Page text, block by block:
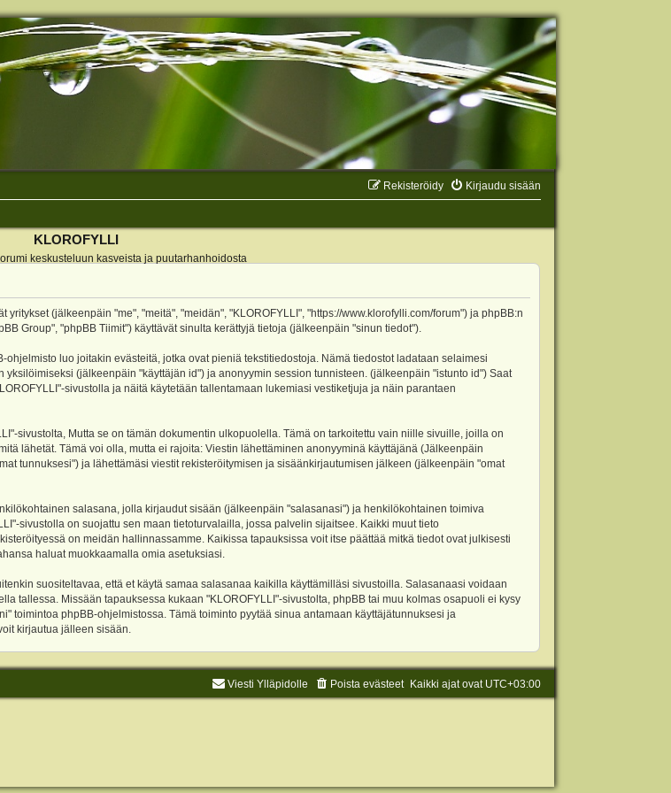
Kirjaudu sisään
Rekisteröidy
KLOROFYLLI
keskusteluun kasveista ja puutarhanhoidosta
(jälkeenpäin "me", "meitä", "meidän", "KLOROFYLLI", "https://www.klorofylli.com/forum") ja phpBB:n
Group", "phpBB Tiimit") käyttävät sinulta kerättyjä tietoja (jälkeenpäin "sinun tiedot").
luo joitakin evästeitä, jotka ovat pieniä tekstitiedostoja. Nämä tiedostot ladataan selaimesi
(jälkeenpäin "käyttäjän id") ja anonyymin session tunnisteen. (jälkeenpäin "istunto id") Saat
sivustolla ja näitä käytetään tallentamaan lukemiasi vestiketjuja ja näin parantaen
sivustolta, Mutta se on tämän dokumentin ulkopuolella. Tämä on tarkoitettu vain niille sivuille, joilla on
lähetät. Tämä voi olla, mutta ei rajoita: Viestin lähettäminen anonyyminä käyttäjänä (Jälkeenpäin
tunnuksesi") ja lähettämäsi viestit rekisteröitymisen ja sisäänkirjautumisen jälkeen (jälkeenpäin "omat
salasana, jolla kirjaudut sisään (jälkeenpäin "salasanasi") ja henkilökohtainen toimiva
sivustolla on suojattu sen maan tietoturvalailla, jossa palvelin sijaitsee. Kaikki muut tieto
on meidän hallinnassamme. Kaikissa tapauksissa voit itse päättää mitkä tiedot ovat julkisesti
haluat muokkaamalla omia asetuksiasi.
suositeltavaa, että et käytä samaa salasanaa kaikilla käyttämilläsi sivustoilla. Salasanaasi voidaan
tallessa. Missään tapauksessa kukaan "KLOROFYLLI"-sivustolta, phpBB tai muu kolmas osapuoli ei kysy
toimintoa phpBB-ohjelmistossa. Tämä toiminto pyytää sinua antamaan käyttäjätunnuksesi ja
kirjautua jälleen sisään.
Kaikki ajat ovat UTC+03:00
Poista evästeet
Viesti Ylläpidolle